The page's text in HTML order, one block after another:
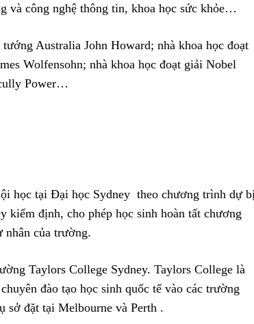
và công nghệ thông tin, khoa học sức khỏe…
Australia John Howard; nhà khoa học đoạt
Wolfensohn; nhà khoa học đoạt giải Nobel
Power…
học tại Đại học Sydney theo chương trình dự bị
định, cho phép học sinh hoàn tất chương
nhân của trường.
Taylors College Sydney. Taylors College là
đào tạo học sinh quốc tế vào các trường
sở đặt tại Melbourne và Perth .